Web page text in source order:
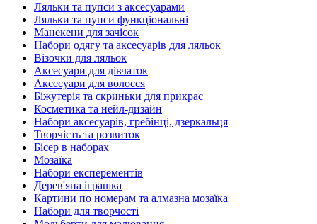
Ляльки та пупси з аксесуарами
Ляльки та пупси функціональні
Манекени для зачісок
Набори одягу та аксесуарів для ляльок
Візочки для ляльок
Аксесуари для дівчаток
Аксесуари для волосся
Біжутерія та скриньки для прикрас
Косметика та нейл-дизайн
Набори аксесуарів, гребінці, дзеркальця
Творчість та розвиток
Бісер в наборах
Мозаїка
Набори експерементів
Дерев'яна іграшка
Картини по номерам та алмазна мозаїка
Набори для творчості